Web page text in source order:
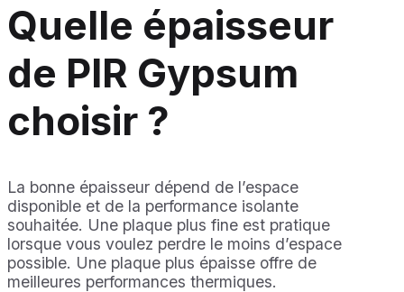
Quelle épaisseur
de PIR Gypsum
choisir ?
La bonne épaisseur dépend de l’espace
disponible et de la performance isolante
souhaitée. Une plaque plus fine est pratique
lorsque vous voulez perdre le moins d’espace
possible. Une plaque plus épaisse offre de
meilleures performances thermiques.